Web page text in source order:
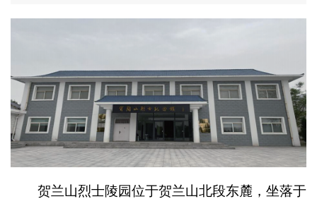
贺兰山烈士陵园位于贺兰山北段东麓，坐落于